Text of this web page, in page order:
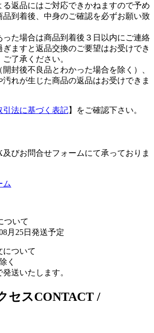
る返品にはご対応できかねますので予め
品到着後、中身のご確認を必ずお願い致
った場合は商品到着後３日以内にご連絡
ぎますと返品交換のご要望はお受けでき
了承ください。
封後不良品とわかった場合を除く）、
れが生じた商品の返品はお受けできま
引法に基づく表記】をご確認下さい。
びお問合せフォームにて承っておりま
ム
ついて
月25日発送予定
について
く
送いたします。
セスCONTACT /